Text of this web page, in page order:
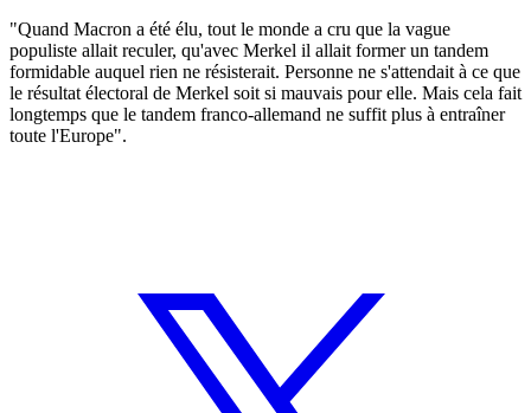
"Quand Macron a été élu, tout le monde a cru que la vague
populiste allait reculer, qu'avec Merkel il allait former un tandem
formidable auquel rien ne résisterait. Personne ne s'attendait à ce que
le résultat électoral de Merkel soit si mauvais pour elle. Mais cela fait
longtemps que le tandem franco-allemand ne suffit plus à entraîner
toute l'Europe".